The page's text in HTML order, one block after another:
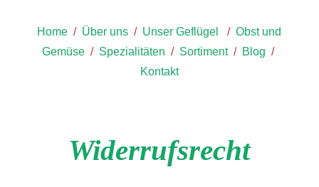
Home / Über uns / Unser Geflügel / Obst und
Gemüse / Spezialitäten / Sortiment / Blog /
Kontakt
Widerrufsrecht